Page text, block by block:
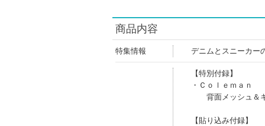
商品内容
特集情報 デニムとスニーカー
【特別付録】
・Ｃｏｌｅｍａｎ
背面メッシュ＆キ
【貼り込み付録】